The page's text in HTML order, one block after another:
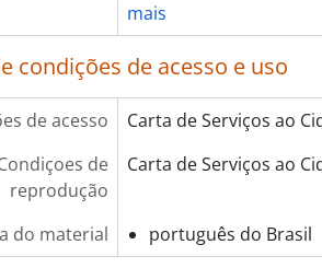
mais
condições de acesso e uso
de acesso
Carta de Serviços ao
de
reprodução
Carta de Serviços ao
do material português do Brasil